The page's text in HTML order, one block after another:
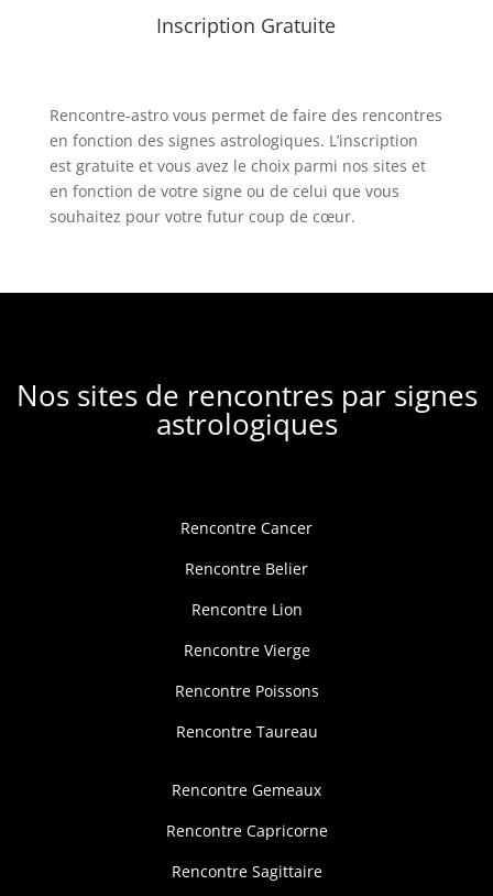
Inscription Gratuite
Rencontre-astrovous permet de faire des rencontres
en fonction des signes astrologiques. L’inscription
est gratuite et vous avez le choix parmi nos sites et
en fonction de votre signe ou de celui que vous
souhaitez pour votre futur coup de cœur.
Nos sites de rencontres par signes
astrologiques
Rencontre Cancer
Rencontre Belier
Rencontre Lion
Rencontre Vierge
Rencontre Poissons
Rencontre Taureau
Rencontre Gemeaux
Rencontre Capricorne
Rencontre Sagittaire